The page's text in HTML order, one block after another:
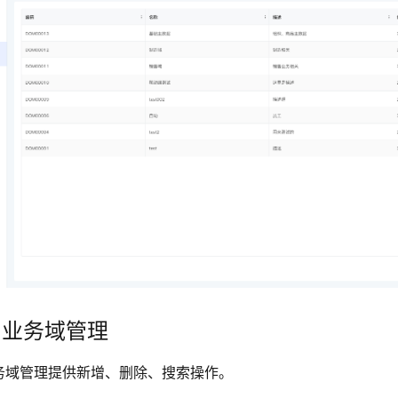
务域管理
域管理提供新增、删除、搜索操作。